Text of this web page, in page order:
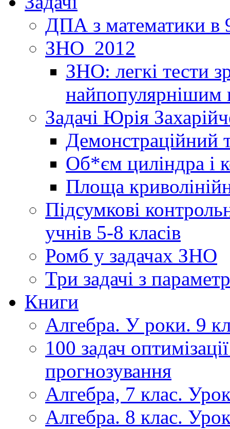
ДПА з математики в
ЗНО_2012
ЗНО: легкі тести
найпопулярнішим
Задачі Юрія
Демонстраційний
Об*єм циліндра і
Площа
Підсумкові
учнів 5-8 класів
Ромб у задачах ЗНО
Три задачі з
Книги
Алгебра. У роки. 9
100 задач
прогнозування
Алгебра, 7 клас.
Алгебра. 8 клас.